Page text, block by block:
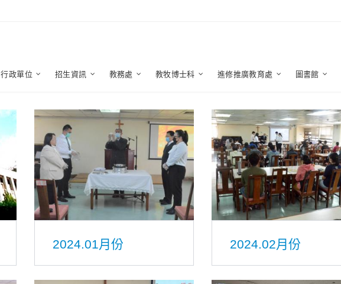
行政單位 招生資訊 教務處 教牧博士科 進修推廣教育處 圖書館
2024.01月份 2024.02月份